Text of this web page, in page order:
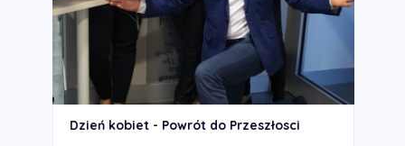
Dzień kobiet - Powrót do Przeszłosci